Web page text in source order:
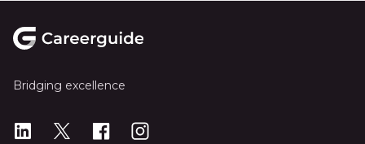
Bridging excellence
LinkedIn
X Instagram